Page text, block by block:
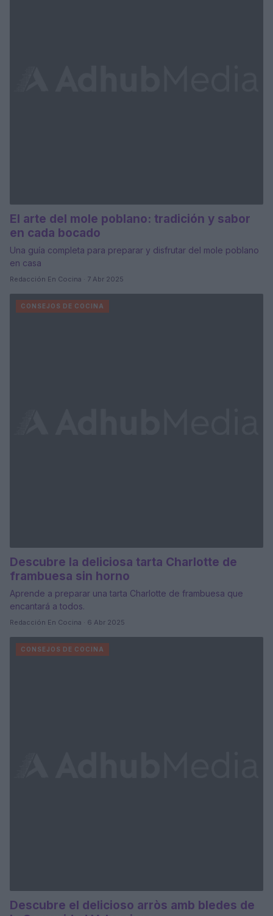
El arte del mole poblano: tradición y sabor
en cada bocado
Una guía completa para preparar y disfrutar del mole poblano
en casa
Redacción En Cocina · 7 Abr 2025
CONSEJOS DE COCINA
Descubre la deliciosa tarta Charlotte de
frambuesa sin horno
Aprende a preparar una tarta Charlotte de frambuesa que
encantará a todos.
Redacción En Cocina · 6 Abr 2025
CONSEJOS DE COCINA
Descubre el delicioso arròs amb bledes de